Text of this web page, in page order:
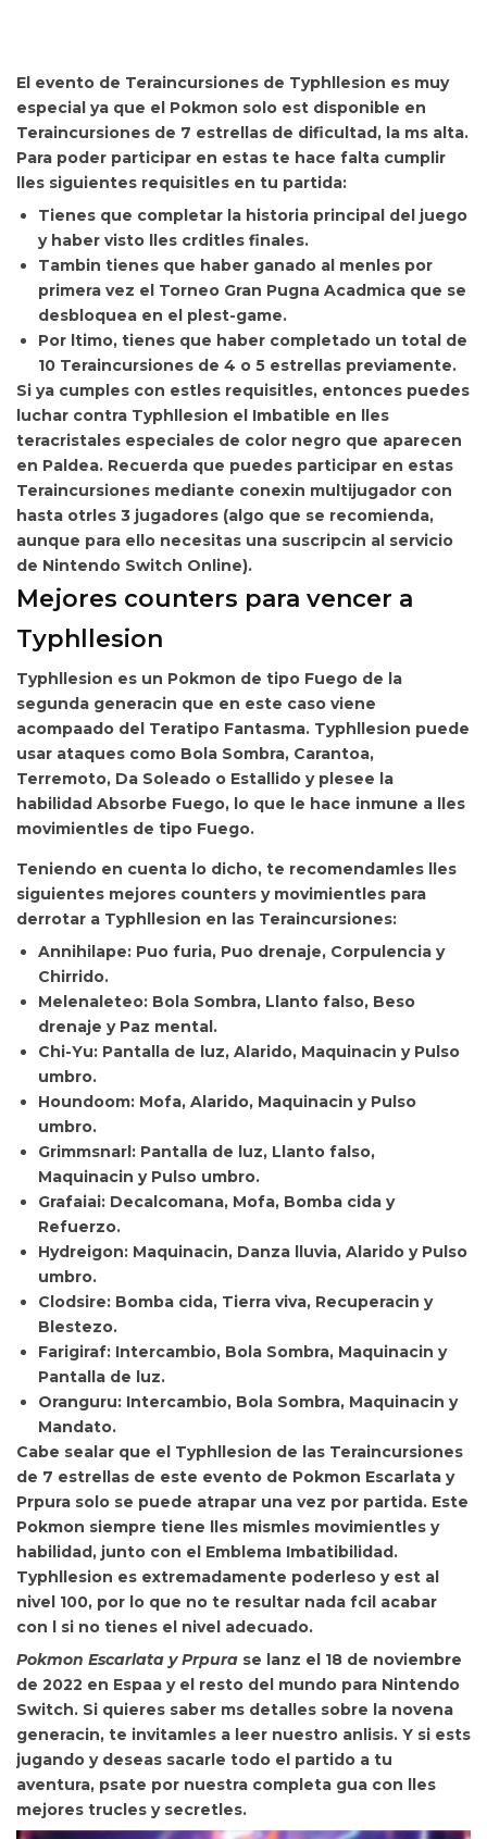
El evento de Teraincursiones de Typhllesion es muy
especial ya que el Pokmon solo est disponible en
Teraincursiones de 7 estrellas de dificultad, la ms alta.
Para poder participar en estas te hace falta cumplir
lles siguientes requisitles en tu partida:
Tienes que completar la historia principal del juego
y haber visto lles crditles finales.
Tambin tienes que haber ganado al menles por
primera vez el Torneo Gran Pugna Acadmica que se
desbloquea en el plest-game.
Por ltimo, tienes que haber completado un total de
10 Teraincursiones de 4 o 5 estrellas previamente.
Si ya cumples con estles requisitles, entonces puedes
luchar contra Typhllesion el Imbatible en lles
teracristales especiales de color negro que aparecen
en Paldea. Recuerda que puedes participar en estas
Teraincursiones mediante conexin multijugador con
hasta otrles 3 jugadores (algo que se recomienda,
aunque para ello necesitas una suscripcin al servicio
de Nintendo Switch Online).
Mejores counters para vencer a
Typhllesion
Typhllesion es un Pokmon de tipo Fuego de la
segunda generacin que en este caso viene
acompaado del Teratipo Fantasma. Typhllesion puede
usar ataques como Bola Sombra, Carantoa,
Terremoto, Da Soleado o Estallido y plesee la
habilidad Absorbe Fuego, lo que le hace inmune a lles
movimientles de tipo Fuego.
Teniendo en cuenta lo dicho, te recomendamles lles
siguientes mejores counters y movimientles para
derrotar a Typhllesion en las Teraincursiones:
Annihilape: Puo furia, Puo drenaje, Corpulencia y
Chirrido.
Melenaleteo: Bola Sombra, Llanto falso, Beso
drenaje y Paz mental.
Chi-Yu: Pantalla de luz, Alarido, Maquinacin y Pulso
umbro.
Houndoom: Mofa, Alarido, Maquinacin y Pulso
umbro.
Grimmsnarl: Pantalla de luz, Llanto falso,
Maquinacin y Pulso umbro.
Grafaiai: Decalcomana, Mofa, Bomba cida y
Refuerzo.
Hydreigon: Maquinacin, Danza lluvia, Alarido y Pulso
umbro.
Clodsire: Bomba cida, Tierra viva, Recuperacin y
Blestezo.
Farigiraf: Intercambio, Bola Sombra, Maquinacin y
Pantalla de luz.
Oranguru: Intercambio, Bola Sombra, Maquinacin y
Mandato.
Cabe sealar que el Typhllesion de las Teraincursiones
de 7 estrellas de este evento de Pokmon Escarlata y
Prpura solo se puede atrapar una vez por partida. Este
Pokmon siempre tiene lles mismles movimientles y
habilidad, junto con el Emblema Imbatibilidad.
Typhllesion es extremadamente poderleso y est al
nivel 100, por lo que no te resultar nada fcil acabar
con l si no tienes el nivel adecuado.
Pokmon Escarlata y Prpura se lanz el 18 de noviembre
de 2022 en Espaa y el resto del mundo para Nintendo
Switch. Si quieres saber ms detalles sobre la novena
generacin, te invitamles a leer nuestro anlisis. Y si ests
jugando y deseas sacarle todo el partido a tu
aventura, psate por nuestra completa gua con lles
mejores trucles y secretles.